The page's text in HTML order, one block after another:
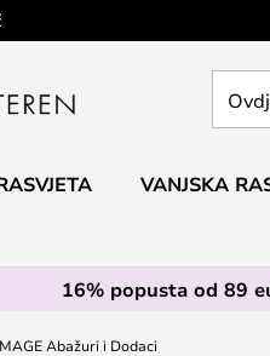
VANJSKA
16% popusta od 89
Abažuri i Dodaci